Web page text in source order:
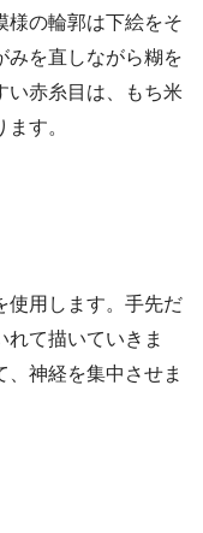
様の輪郭は下絵をそ
みを直しながら糊を
い赤糸目は、もち米
す。
使用します。手先だ
れて描いていきま
神経を集中させま